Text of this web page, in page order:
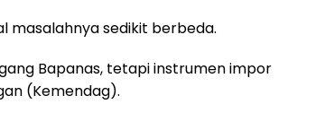
masalahnya sedikit berbeda.
Bapanas, tetapi instrumen impor
(Kemendag).